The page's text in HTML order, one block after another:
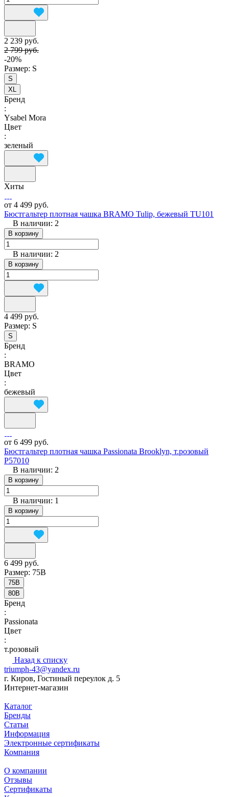
2 239 руб.
2 799 руб.
-20%
Размер: S
S
XL
Бренд
:
Ysabel Mora
Цвет
:
зеленый
Хиты
от 4 499 руб.
Бюстгальтер плотная чашка BRAMO Tulip, бежевый TU101
В наличии: 2
В корзину
В наличии: 2
В корзину
4 499 руб.
Размер: S
S
Бренд
:
BRAMO
Цвет
:
бежевый
от 6 499 руб.
Бюстгальтер плотная чашка Passionata Brooklyn, т.розовый
P57010
В наличии: 2
В корзину
В наличии: 1
В корзину
6 499 руб.
Размер: 75B
75B
80B
Бренд
:
Passionata
Цвет
:
т.розовый
Назад к списку
triumph-43@yandex.ru
г. Киров, Гостиный переулок д. 5
Интернет-магазин
Каталог
Бренды
Статьи
Информация
Электронные сертификаты
Компания
О компании
Отзывы
Сертификаты